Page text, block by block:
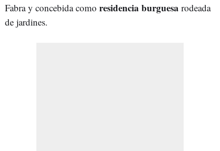
Fabra y concebida como residencia burguesa rodeada
de jardines.